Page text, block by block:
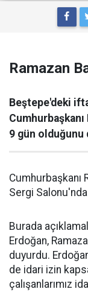
Ramazan
Beştepe'deki
9 gün olduğunu
Cumhurbaşkanı
Sergi
Burada
Erdoğan,
duyurdu.
de idari izin
çalışanlarımız